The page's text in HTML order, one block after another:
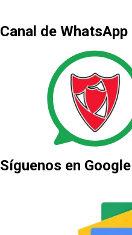
Canal de WhatsApp
Síguenos en